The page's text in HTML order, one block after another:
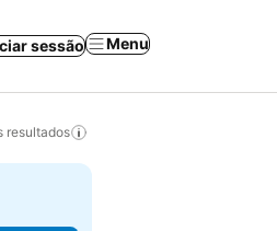
sessão Menu
resultados